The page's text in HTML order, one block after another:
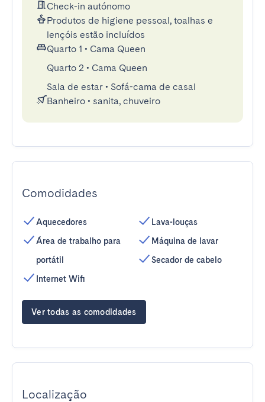
Check-in autónomo
Produtos de higiene pessoal, toalhas e
lençóis estão incluídos
Quarto 1 • Cama Queen
Quarto 2 • Cama Queen
Sala de estar • Sofá-cama de casal
Banheiro • sanita, chuveiro
Comodidades
Aquecedores
Área de trabalho para
portátil
Internet Wifi
Lava-louças
Máquina de lavar
Secador de cabelo
Ver todas as comodidades
Localização